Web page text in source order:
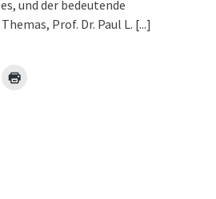
und der bedeutende
Prof. Dr. Paul L. [...]